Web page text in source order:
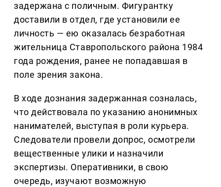
задержана с поличным. Фигурантку
доставили в отдел, где установили ее
личность — ею оказалась безработная
жительница Ставропольского района 1984
года рождения, ранее не попадавшая в
поле зрения закона.
В ходе дознания задержанная созналась,
что действовала по указанию анонимных
нанимателей, выступая в роли курьера.
Следователи провели допрос, осмотрели
вещественные улики и назначили
экспертизы. Оперативники, в свою
очередь, изучают возможную